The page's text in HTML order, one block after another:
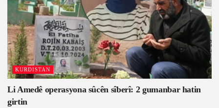
KURDISTAN
Li Amedê operasyona sûcên sîberî: 2 gumanbar hatin
girtin